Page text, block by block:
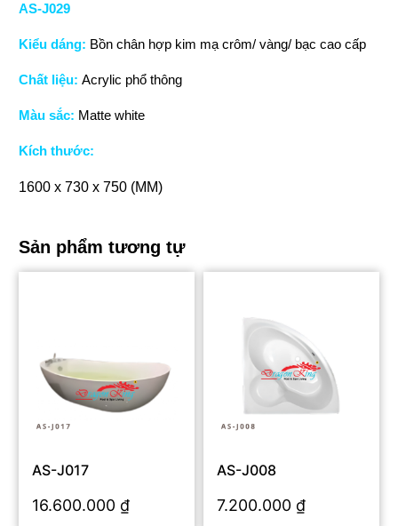
AS-J029
Kiểu dáng: Bồn chân hợp kim mạ crôm/ vàng/ bạc cao cấp
Chất liệu: Acrylic phổ thông
Màu sắc: Matte white
Kích thước:
1600 x 730 x 750 (MM)
Sản phẩm tương tự
AS-J017
16.600.000 ₫
AS-J008
7.200.000 ₫